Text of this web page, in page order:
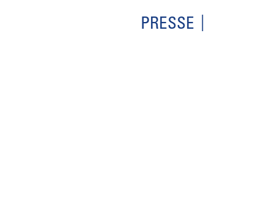
PRESSE